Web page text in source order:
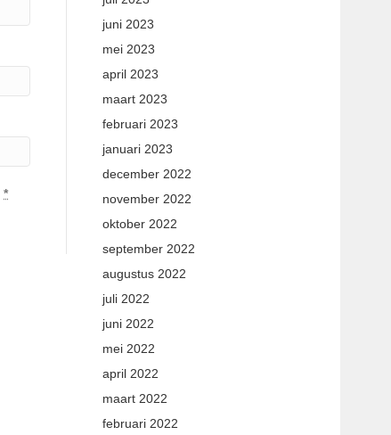
*
juni 2023
mei 2023
april 2023
maart 2023
februari 2023
januari 2023
december 2022
november 2022
oktober 2022
september 2022
augustus 2022
juli 2022
juni 2022
mei 2022
april 2022
maart 2022
februari 2022